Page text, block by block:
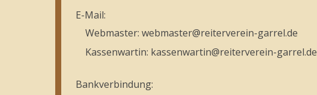
E-Mail:
Webmaster: webmaster@reiterverein-garrel.de
Kassenwartin: kassenwartin@reiterverein-garrel.de
Bankverbindung: